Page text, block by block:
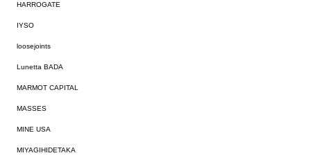
HARROGATE
IYSO
loosejoints
Lunetta BADA
MARMOT CAPITAL
MASSES
MINE USA
MIYAGIHIDETAKA